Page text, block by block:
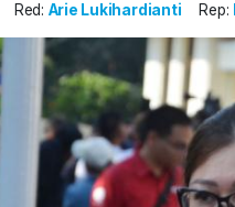
Red: Arie Lukihardianti Rep: